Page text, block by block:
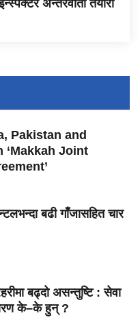
अन्तरवार्ता तयारी
Pakistan and
‘Makkah Joint
बढी गाँजासहित चार
बढ्दो असन्तुष्टि : सेवा
के–के हुन् ?